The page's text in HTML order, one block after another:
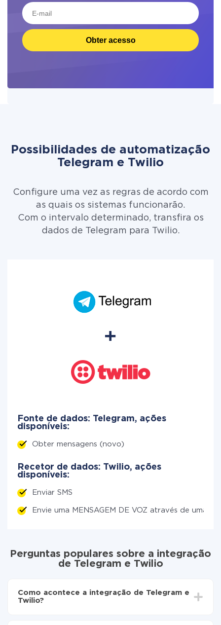
Obter acesso
Possibilidades de automatização
Telegram e Twilio
Configure uma vez as regras de acordo com
as quais os sistemas funcionarão.
Com o intervalo determinado, transfira os
dados de Telegram para Twilio.
Fonte de dados: Telegram, ações
disponíveis:
Obter mensagens (novo)
Recetor de dados: Twilio, ações
disponíveis:
Enviar SMS
Envie uma MENSAGEM DE VOZ através de uma
Perguntas populares sobre a integração
de Telegram e Twilio
Como acontece a integração de Telegram e
Twilio?